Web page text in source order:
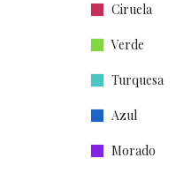
Ciruela
Verde
Turquesa
Azul
Morado